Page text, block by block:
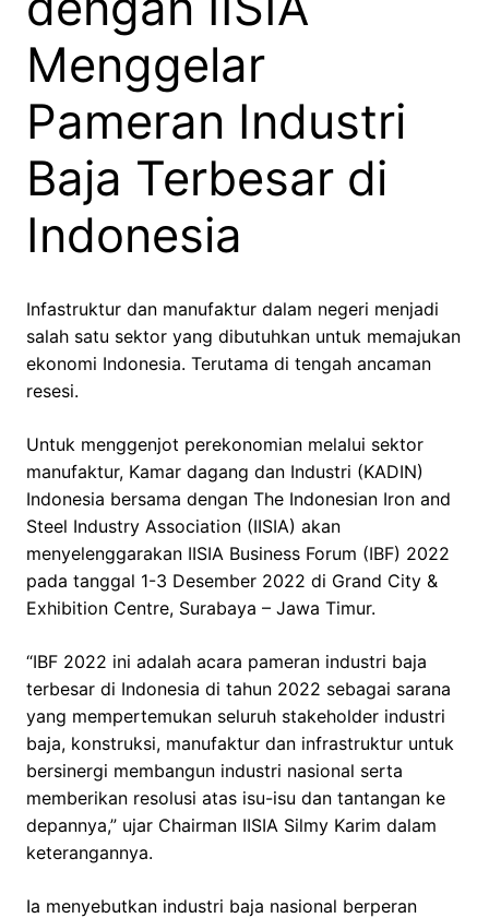
Menggelar
Pameran Industri
Baja Terbesar di
Indonesia
Infastruktur dan manufaktur dalam negeri menjadi
salah satu sektor yang dibutuhkan untuk memajukan
ekonomi Indonesia. Terutama di tengah ancaman
resesi.
Untuk menggenjot perekonomian melalui sektor
manufaktur, Kamar dagang dan Industri (KADIN)
Indonesia bersama dengan The Indonesian Iron and
Steel Industry Association (IISIA) akan
menyelenggarakan IISIA Business Forum (IBF) 2022
pada tanggal 1-3 Desember 2022 di Grand City &
Exhibition Centre, Surabaya – Jawa Timur.
“IBF 2022 ini adalah acara pameran industri baja
terbesar di Indonesia di tahun 2022 sebagai sarana
yang mempertemukan seluruh stakeholder industri
baja, konstruksi, manufaktur dan infrastruktur untuk
bersinergi membangun industri nasional serta
memberikan resolusi atas isu-isu dan tantangan ke
depannya,” ujar Chairman IISIA Silmy Karim dalam
keterangannya.
Ia menyebutkan industri baja nasional berperan